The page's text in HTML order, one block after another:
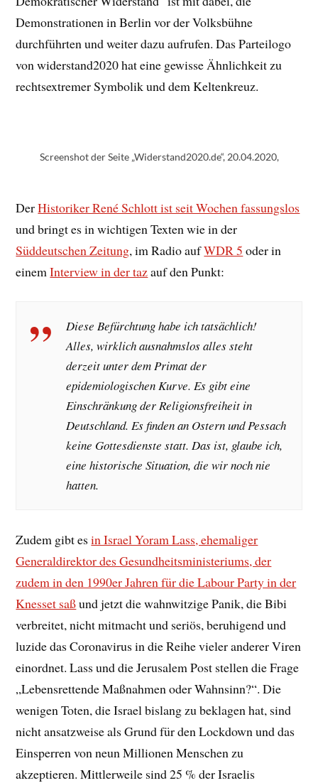
Demonstrationen in Berlin vor der Volksbühne
durchführten und weiter dazu aufrufen. Das Parteilogo
von widerstand2020 hat eine gewisse Ähnlichkeit zu
rechtsextremer Symbolik und dem Keltenkreuz.
Screenshot der Seite „Widerstand2020.de“, 20.04.2020,
DerHistoriker René Schlott ist seit Wochen fassungslos
und bringt es in wichtigen Texten wie in der
Süddeutschen Zeitung, im Radio aufWDR 5 oder in
einemInterview in der tazauf den Punkt:
Diese Befürchtung habe ich tatsächlich!
Alles, wirklich ausnahmslos alles steht
derzeit unter dem Primat der
epidemiologischen Kurve. Es gibt eine
Einschränkung der Religionsfreiheit in
Deutschland. Es finden an Ostern und Pessach
keine Gottesdienste statt. Das ist, glaube ich,
eine historische Situation, die wir noch nie
hatten.
Zudem gibt esin Israel Yoram Lass, ehemaliger
Generaldirektor des Gesundheitsministeriums, der
zudem in den 1990er Jahren für die Labour Party in der
Knesset saßund jetzt die wahnwitzige Panik, die Bibi
verbreitet, nicht mitmacht und seriös, beruhigend und
luzide das Coronavirus in die Reihe vieler anderer Viren
einordnet. Lass und die Jerusalem Post stellen die Frage
„Lebensrettende Maßnahmen oder Wahnsinn?“. Die
wenigen Toten, die Israel bislang zu beklagen hat, sind
nicht ansatzweise als Grund für den Lockdown und das
Einsperren von neun Millionen Menschen zu
akzeptieren. Mittlerweile sind 25 % der Israelis